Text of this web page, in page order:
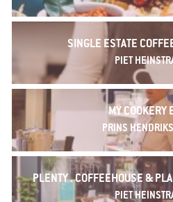
SINGLE ESTATE
PIET
MY COOKERY
PRINS
PLENTY . COFFEEHOUSE &
PIET